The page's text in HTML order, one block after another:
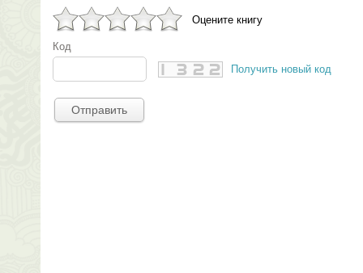
Оцените книгу
Код
Получить новый код
Отправить